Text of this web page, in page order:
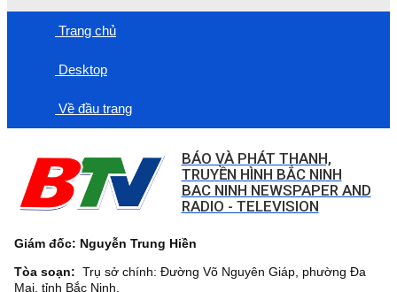
Trang chủ
Desktop
Về đầu trang
BÁO VÀ PHÁT THANH,
TRUYỀN HÌNH BẮC NINH
BAC NINH NEWSPAPER AND
RADIO - TELEVISION
Giám đốc: Nguyễn Trung Hiền
Tòa soạn: Trụ sở chính: Đường Võ Nguyên Giáp, phường Đa
Mai, tỉnh Bắc Ninh.